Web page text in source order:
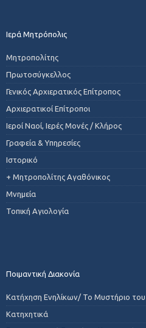
Ιερά Μητρόπολις
Μητροπολίτης
Πρωτοσύγκελλος
Γενικός Αρχιερατικός Επίτροπος
Αρχιερατικοί Επίτροποι
Ιεροί Ναοί, Ιερές Μονές / Κλήρος
Γραφεία & Υπηρεσίες
Ιστορικό
+ Μητροπολίτης Αγαθόνικος
Μνημεία
Τοπική Αγιολογία
Ποιμαντική Διακονία
Κατήχηση Ενηλίκων/ Το Μυστήριο
Κατηχητικά